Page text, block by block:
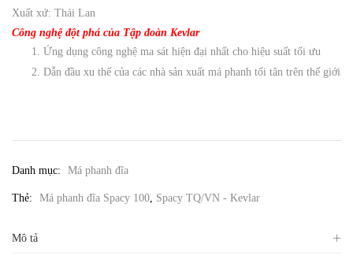
Xuất xứ: Thái Lan
Công nghệ đột phá của Tập đoàn Kevlar
Ứng dụng công nghệ ma sát hiện đại nhất cho hiệu suất tối ưu
Dẫn đầu xu thế của các nhà sản xuất má phanh tối tân trên thế giới
Danh mục: Má phanh đĩa
Thẻ: Má phanh đĩa Spacy 100 Spacy TQ/VN - Kevlar
Mô tả